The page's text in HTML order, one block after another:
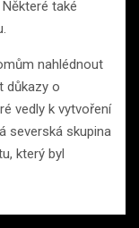
také
nahlédnout
důkazy o
vedly k vytvoření
severská skupina
který byl